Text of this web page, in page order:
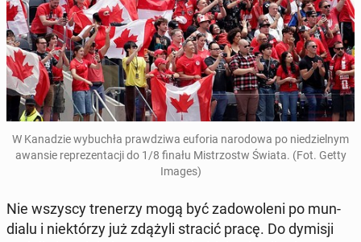
W Ka­na­dzie wy­bu­chła praw­dzi­wa euforia na­ro­do­wa po nie­dziel­nym
awansie re­pre­zen­ta­cji do 1/8 finału Mi­strzostw Świata. (Fot. Getty
Images)
Nie wszyscy tre­ne­rzy mogą być za­do­wo­le­ni po mun­
dia­lu i nie­któ­rzy już zdążyli stracić pracę. Do dymisji